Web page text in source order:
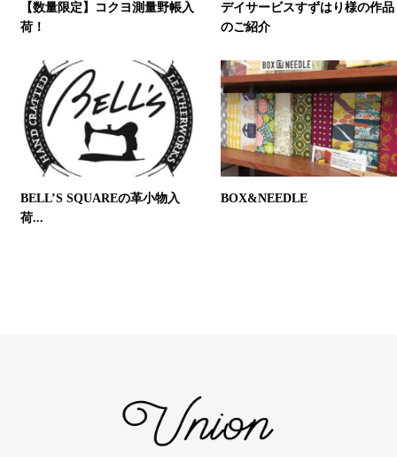
【数量限定】コクヨ測量野帳入
荷！
デイサービスすずはり様の作品
のご紹介
BELL’S SQUAREの革小物入
荷...
BOX&NEEDLE